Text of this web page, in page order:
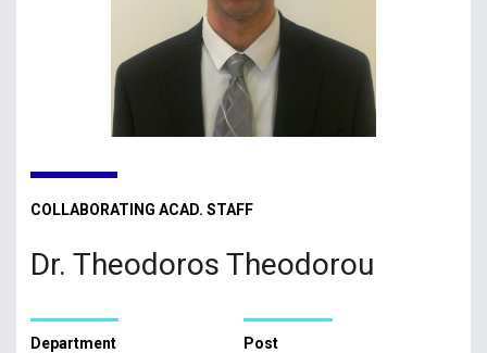
COLLABORATING ACAD. STAFF
Dr. Theodoros Theodorou
Department
Post